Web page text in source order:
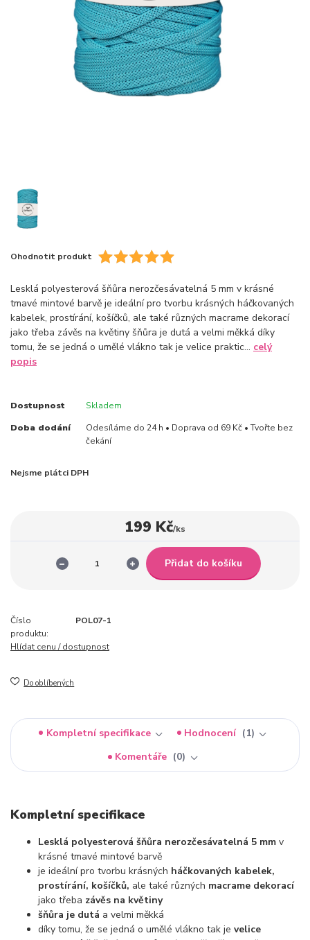
Ohodnotit produkt
Lesklá polyesterová šňůra nerozčesávatelná 5 mm v krásné
tmavé mintové barvě je ideální pro tvorbu krásných háčkovaných
kabelek, prostírání, košíčků, ale také různých macrame dekorací
jako třeba závěs na květiny šňůra je dutá a velmi měkká díky
tomu, že se jedná o umělé vlákno tak je velice praktic... celý
popis
Dostupnost Skladem
Doba dodání
Odesíláme do 24 h • Doprava od 69 Kč • Tvořte bez
čekání
Nejsme plátci DPH
199 Kč/ks
Přidat do košíku
Číslo
produktu:
POL07-1
Hlídat cenu / dostupnost
Do oblíbených
Kompletní specifikace Hodnocení
1
Komentáře
0
Kompletní specifikace
Lesklá polyesterová šňůra nerozčesávatelná 5 mm v
krásné tmavé mintové barvě
je ideální pro tvorbu krásných háčkovaných kabelek,
prostírání, košíčků, ale také různých macrame dekorací
jako třeba závěs na květiny
šňůra je dutá a velmi měkká
díky tomu, že se jedná o umělé vlákno tak je velice